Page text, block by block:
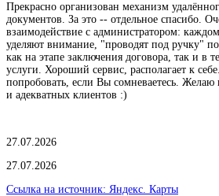
Прекрасно организован механизм
документов. За это -- отдельное спасибо.
взаимодействие с администратором:
уделяют внимание, "проводят под ручку"
как на этапе заключения договора, так и в
услуги. Хороший сервис, располагает к
попробовать, если Вы сомневаетесь. Желаю
и адекватных клиентов :)
27.07.2026
27.07.2026
Ссылка на источник: Яндекс. Карты